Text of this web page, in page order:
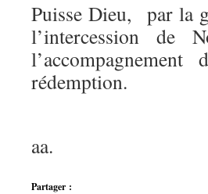
Puisse Dieu, par la
l’intercession de
l’accompagnement
rédemption.
aa.
Partager :